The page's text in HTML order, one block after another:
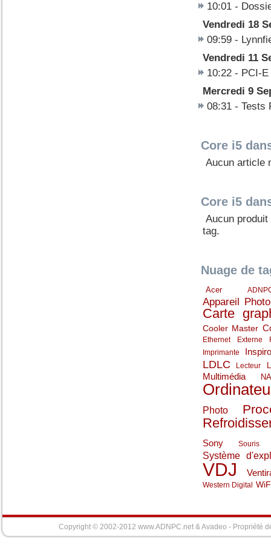
10:01 -
Vendredi 18
09:59 -
Vendredi 11
10:22 - PCI-
Mercredi 9
08:31 - Tests
Core i5
Aucun article
Core i5
Aucun
tag.
Nuage de
Acer
Appareil
Carte
Cooler Master
Ethernet Externe
Imprimante
LDLC Lecteur
Multimédia
Photo
Sony Souris
Système
VDJ
Western Digital
Copyright © 2002-2012 www.ADNPC.net &Avadeo - Propriété